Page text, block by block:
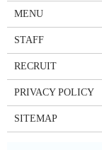
MENU
STAFF
RECRUIT
PRIVACY POLICY
SITEMAP